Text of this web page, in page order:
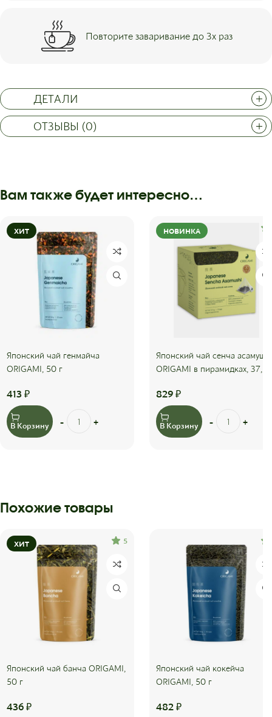
Повторите заваривание до 3х раз
ДЕТАЛИ
ОТЗЫВЫ (0)
Вам также будет интересно…
ХИТ
Японский чай генмайча
ORIGAMI, 50 г
413 ₽
В Корзину
НОВИНКА
Японский чай сенча асамуши
ORIGAMI в пирамидках, 37,5
829 ₽
В Корзину
Похожие товары
ХИТ 5
Японский чай банча ORIGAMI,
50 г
436 ₽
Японский чай кокейча
ORIGAMI, 50 г
482 ₽